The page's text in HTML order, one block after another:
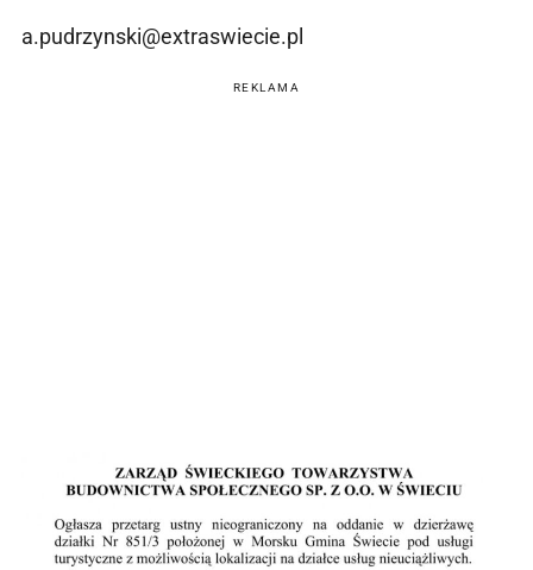
a.pudrzynski@extraswiecie.pl
REKLAMA